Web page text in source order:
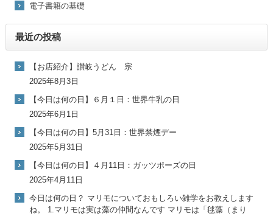
電子書籍の基礎
最近の投稿
【お店紹介】讃岐うどん 宗
2025年8月3日
【今日は何の日】６月１日：世界牛乳の日
2025年6月1日
【今日は何の日】5月31日：世界禁煙デー
2025年5月31日
【今日は何の日】４月11日：ガッツポーズの日
2025年4月11日
今日は何の日？ マリモについておもしろい雑学をお教えします
ね。 1.マリモは実は藻の仲間なんです マリモは「毬藻（まり